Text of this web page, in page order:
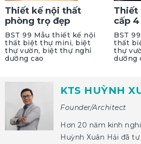
Thiết kế nội thất
phòng trọ đẹp
BST 99 Mẫu thiết kế nội
thất biệt thự mini, biệt
thự vườn, biệt thự nghỉ
dưỡng cao
Thiết
cấp 4
BST
thất
thự
dưỡng
KTS HUỲNH
Founder/Architect
Hơn 20 năm kinh
Huỳnh Xuân Hải đã